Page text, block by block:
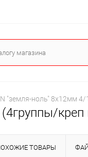
"земля-ноль" 8х12мм 4/
креп
ТОВАРЫ